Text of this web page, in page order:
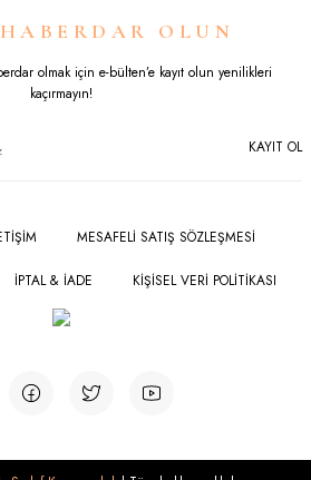
veya görüntülenemiyor.
bilgiler bulunuyor.
pahalı.
OLUN
olmak için e-bülten’e kayıt olun yenilikleri
kaçırmayın!
KAYIT OL
MESAFELİ SATIŞ SÖZLEŞMESİ
İPTAL & İADE KİŞİSEL VERİ POLİTİKASI